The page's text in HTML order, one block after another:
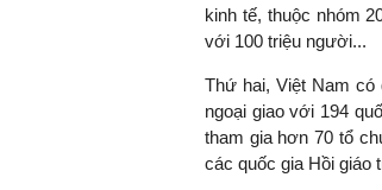
kinh tế, thuộc nhóm
với 100 triệu người...
Thứ hai, Việt Nam có
ngoại giao với 194
tham gia hơn 70 tổ
các quốc gia Hồi giáo